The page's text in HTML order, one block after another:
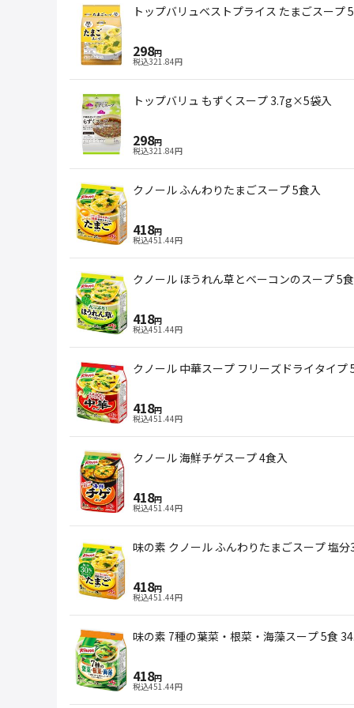
トップバリュベストプライス たまごスープ
298円
税込321.84円
トップバリュ もずくスープ 3.7g×5袋入
298円
税込321.84円
クノール ふんわりたまごスープ 5食入
418円
税込451.44円
クノール ほうれん草とベーコンのスープ 5
418円
税込451.44円
クノール 中華スープ フリーズドライタイプ
418円
税込451.44円
クノール 海鮮チゲスープ 4食入
418円
税込451.44円
味の素 クノール ふんわりたまごスープ 塩
418円
税込451.44円
味の素 7種の葉菜・根菜・海藻スープ 5食
418円
税込451.44円